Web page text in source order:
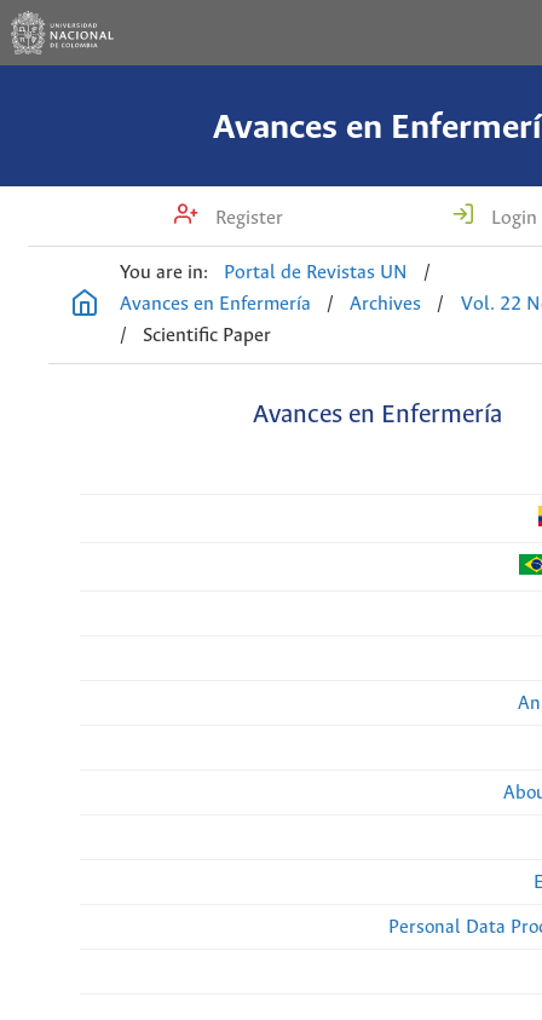
Avances en
Register Login
You are in: Portal de Revistas UN
/
Avances en Enfermería
/ Archives /
Vol. 22
/
Scientific Paper
Avances en Enfermería
Personal Data